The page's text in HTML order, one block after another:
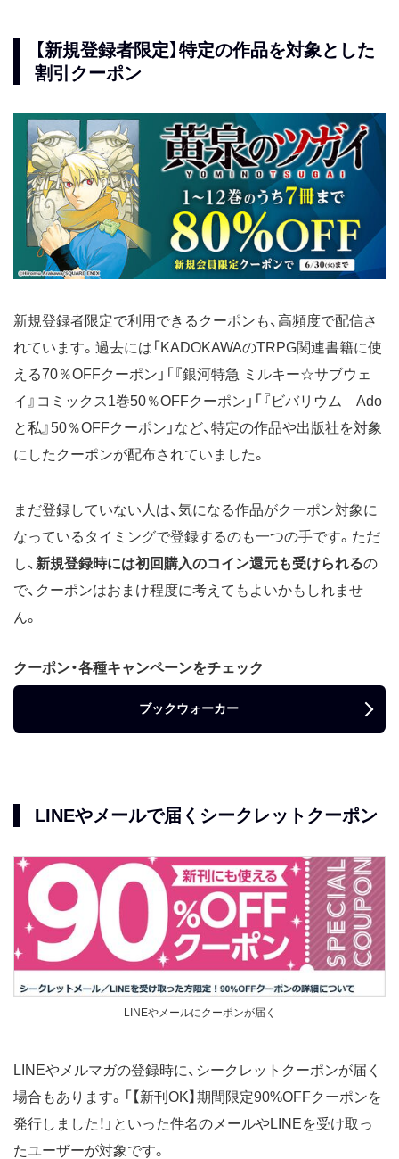
【新規登録者限定】特定の作品を対象とした
割引クーポン
新規登録者限定で利用できるクーポンも、高頻度で配信さ
れています。過去には「KADOKAWAのTRPG関連書籍に使
える70％OFFクーポン」「『銀河特急 ミルキー☆サブウェ
イ』コミックス1巻50％OFFクーポン」「『ビバリウム Ado
と私』50％OFFクーポン」など、特定の作品や出版社を対象
にしたクーポンが配布されていました。
まだ登録していない人は、気になる作品がクーポン対象に
なっているタイミングで登録するのも一つの手です。ただ
し、 新規登録時には初回購入のコイン還元も受けられるの
で、クーポンはおまけ程度に考えてもよいかもしれませ
ん。
クーポン・各種キャンペーンをチェック
ブックウォーカー
LINEやメールで届くシークレットクーポン
LINEやメールにクーポンが届く
LINEやメルマガの登録時に、シークレットクーポンが届く
場合もあります。「【新刊OK】期間限定90%OFFクーポンを
発行しました！」といった件名のメールやLINEを受け取っ
たユーザーが対象です。